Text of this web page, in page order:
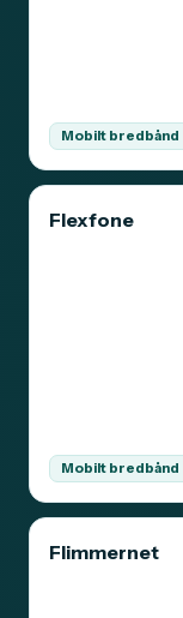
Mobilt bredbånd
Flexfone
Mobilt bredbånd
Flimmernet